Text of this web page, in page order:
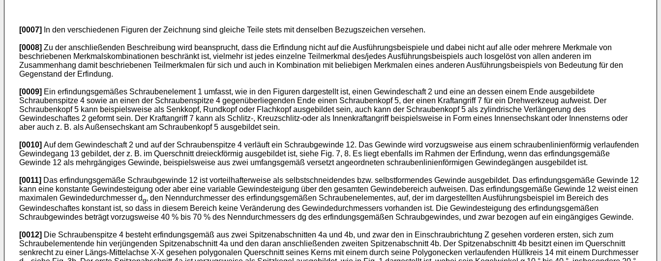
[0007] In den verschiedenen Figuren der Zeichnung sind gleiche Teile stets mit denselben Bezugszeichen versehen.
[0008] Zu der anschließenden Beschreibung wird beansprucht, dass die Erfindung nicht auf die Ausführungsbeispiele und dabei nicht auf alle oder mehrere Merkmale von
beschriebenen Merkmalskombinationen beschränkt ist, vielmehr ist jedes einzelne Teilmerkmal des/jedes Ausführungsbeispiels auch losgelöst von allen anderen im
Zusammenhang damit beschriebenen Teilmerkmalen für sich und auch in Kombination mit beliebigen Merkmalen eines anderen Ausführungsbeispiels von Bedeutung für den
Gegenstand der Erfindung.
[0009] Ein erfindungsgemäßes Schraubenelement 1 umfasst, wie in den Figuren dargestellt ist, einen Gewindeschaft 2 und eine an dessen einem Ende ausgebildete
Schraubenspitze 4 sowie an einen der Schraubenspitze 4 gegenüberliegenden Ende einen Schraubenkopf 5, der einen Kraftangriff 7 für ein Drehwerkzeug aufweist. Der
Schraubenkopf 5 kann beispielsweise als Senkkopf, Rundkopf oder Flachkopf ausgebildet sein, auch kann der Schraubenkopf 5 als zylindrische Verlängerung des
Gewindeschaftes 2 geformt sein. Der Kraftangriff 7 kann als Schlitz-, Kreuzschlitz-oder als Innenkraftangriff beispielsweise in Form eines Innensechskant oder Innensterns oder
aber auch z. B. als Außensechskant am Schraubenkopf 5 ausgebildet sein.
[0010] Auf dem Gewindeschaft 2 und auf der Schraubenspitze 4 verläuft ein Schraubgewinde 12. Das Gewinde wird vorzugsweise aus einem schraubenlinienförmig verlaufenden
Gewindegang 13 gebildet, der z. B. im Querschnitt dreieckförmig ausgebildet ist, siehe Fig. 7, 8. Es liegt ebenfalls im Rahmen der Erfindung, wenn das erfindungsgemäße
Gewinde 12 als mehrgängiges Gewinde, beispielsweise aus zwei umfangsgemäß versetzt angeordneten schraubenlinienförmigen Gewindegängen ausgebildet ist.
[0011] Das erfindungsgemäße Schraubgewinde 12 ist vorteilhafterweise als selbstschneidendes bzw. selbstformendes Gewinde ausgebildet. Das erfindungsgemäße Gewinde 12
kann eine konstante Gewindesteigung oder aber eine variable Gewindesteigung über den gesamten Gewindebereich aufweisen. Das erfindungsgemäße Gewinde 12 weist einen
maximalen Gewindedurchmesser dg, den Nenndurchmesser des erfindungsgemäßen Schraubenelementes, auf, der im dargestellten Ausführungsbeispiel im Bereich des
Gewindeschaftes konstant ist, so dass in diesem Bereich keine Veränderung des Gewindedurchmessers vorhanden ist. Die Gewindesteigung des erfindungsgemäßen
Schraubgewindes beträgt vorzugsweise 40 % bis 70 % des Nenndurchmessers dg des erfindungsgemäßen Schraubgewindes, und zwar bezogen auf ein eingängiges Gewinde.
[0012] Die Schraubenspitze 4 besteht erfindungsgemäß aus zwei Spitzenabschnitten 4a und 4b, und zwar den in Einschraubrichtung Z gesehen vorderen ersten, sich zum
Schraubelementende hin verjüngenden Spitzenabschnitt 4a und den daran anschließenden zweiten Spitzenabschnitt 4b. Der Spitzenabschnitt 4b besitzt einen im Querschnitt
senkrecht zu einer Längs-Mittelachse X-X gesehen polygonalen Querschnitt seines Kerns mit einem durch seine Polygonecken verlaufenden Hüllkreis 14 mit einem Durchmesser